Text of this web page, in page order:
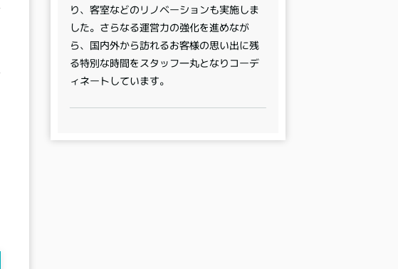
り、客室などのリノベーションも実施しま
した。さらなる運営力の強化を進めなが
ら、国内外から訪れるお客様の思い出に残
る特別な時間をスタッフ一丸となりコーデ
ィネートしています。